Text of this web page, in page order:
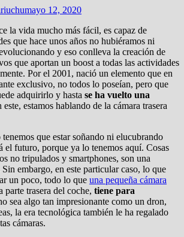
mayo 12, 2020
la vida mucho más fácil, es capaz de
que hace unos años no hubiéramos ni
y eso conlleva la creación de
que aportan un boost a todas las actividades
Por el 2001, nació un elemento que en
exclusivo, no todos lo poseían, pero que
adquirirlo y hasta se ha vuelto una
este, estamos hablando de la cámara trasera
tenemos que estar soñando ni elucubrando
el futuro, porque ya lo tenemos aquí. Cosas
no tripulados y smartphones, son una
embargo, en este particular caso, lo que
un poco, todo lo que una pequeña cámara
parte trasera del coche, tiene para
sea algo tan impresionante como un dron,
la era tecnológica también le ha regalado
cámaras.